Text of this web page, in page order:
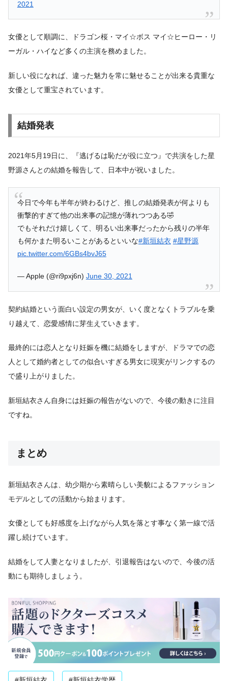
2021
女優として順調に、ドラゴン桜・マイ☆ボス マイ☆ヒーロー・リ
ーガル・ハイなど多くの主演を務めました。
新しい役になれば、違った魅力を常に魅せることが出来る貴重な
女優として重宝されています。
結婚発表
2021年5月19日に、『逃げるは恥だが役に立つ』で共演をした星
野源さんとの結婚を報告して、日本中が祝いました。
今日で今年も半年が終わるけど、推しの結婚発表が何よりも
衝撃的すぎて他の出来事の記憶が薄れつつある🤣
でもそれだけ嬉しくて、明るい出来事だったから残りの半年
も何かまた明るいことがあるといいな#新垣結衣 #星野源
pic.twitter.com/6GBs4bvJ65
— Apple (@ri9pxj6n) June 30, 2021
契約結婚という面白い設定の男女が、いく度となくトラブルを乗
り越えて、恋愛感情に芽生えていきます。
最終的には恋人となり妊娠を機に結婚をしますが、ドラマでの恋
人として婚約者としての似合いすぎる男女に現実がリンクするの
で盛り上がりました。
新垣結衣さん自身には妊娠の報告がないので、今後の動きに注目
ですね。
まとめ
新垣結衣さんは、幼少期から素晴らしい美貌によるファッション
モデルとしての活動から始まります。
女優としても好感度を上げながら人気を落とす事なく第一線で活
躍し続けています。
結婚をして人妻となりましたが、引退報告はないので、今後の活
動にも期待しましょう。